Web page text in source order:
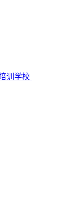
训学校